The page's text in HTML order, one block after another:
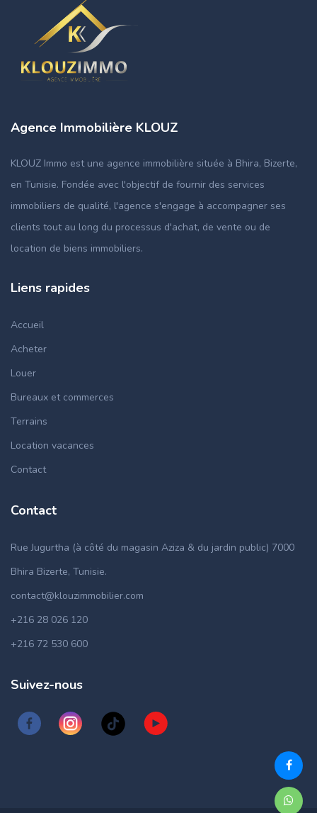
Agence Immobilière KLOUZ
KLOUZ Immo est une agence immobilière située à Bhira, Bizerte,
en Tunisie. Fondée avec l'objectif de fournir des services
immobiliers de qualité, l'agence s'engage à accompagner ses
clients tout au long du processus d'achat, de vente ou de
location de biens immobiliers.
Liens rapides
Accueil
Acheter
Louer
Bureaux et commerces
Terrains
Location vacances
Contact
Contact
Rue Jugurtha (à côté du magasin Aziza & du jardin public) 7000
Bhira Bizerte, Tunisie.
contact@klouzimmobilier.com
+216 28 026 120
+216 72 530 600
Suivez-nous